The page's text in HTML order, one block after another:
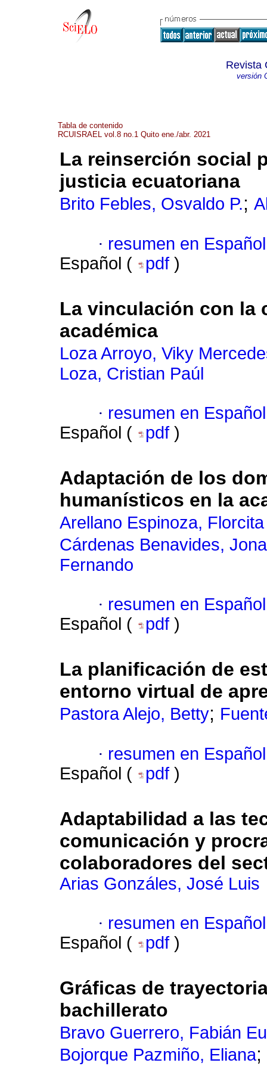
Revista
versión
Tabla de contenido
RCUISRAEL vol.8 no.1 Quito ene./abr. 2021
La reinserción social
justicia ecuatoriana
Brito Febles, Osvaldo P.;
· resumen en Español
Español (
pdf )
La vinculación con la
académica
Loza Arroyo, Viky
Loza, Cristian Paúl
· resumen en Español
Español (
pdf )
Adaptación de los
humanísticos en la
Arellano Espinoza,
Cárdenas Benavides,
Fernando
· resumen en Español
Español (
pdf )
La planificación de
entorno virtual de
Pastora Alejo, Betty;
· resumen en Español
Español (
pdf )
Adaptabilidad a las
comunicación y
colaboradores del
Arias Gonzáles, José Luis
· resumen en Español
Español (
pdf )
Gráficas de
bachillerato
Bravo Guerrero, Fabián
Bojorque Pazmiño, Eliana;